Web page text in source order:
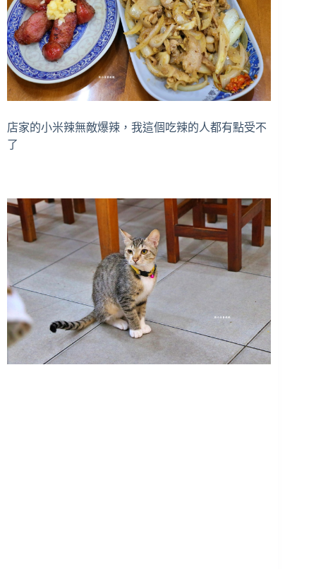
店家的小米辣無敵爆辣，我這個吃辣的人都有點受不
了